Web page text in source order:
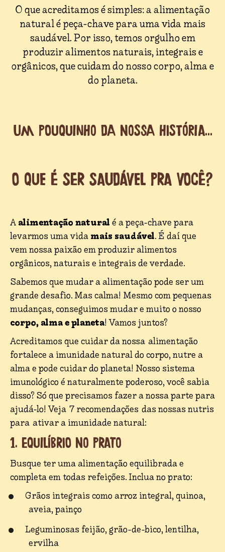
O que acreditamos é simples: a alimentação
natural é peça-chave para uma vida mais
saudável. Por isso, temos orgulho em
produzir alimentos naturais, integrais e
orgânicos, que cuidam do nosso corpo, alma e
do planeta.
UM POUQUINHO DA NOSSA HISTÓRIA...
O QUE É SER SAUDÁVEL PRA VOCÊ?
Aalimentação naturalé a peça-chave para
levarmos uma vidamais saudável. É daí que
vem nossa paixão em produzir alimentos
orgânicos, naturais e integrais de verdade.
Sabemos que mudar a alimentação pode ser um
grande desafio. Mas calma! Mesmo com pequenas
mudanças, conseguimos mudar e muito o nosso
corpo, alma e planeta! Vamos juntos?
Acreditamos que cuidar da nossa alimentação
fortalece a imunidade natural do corpo, nutre a
alma e pode cuidar do planeta! Nosso sistema
imunológico é naturalmente poderoso, você sabia
disso? Só que precisamos fazer a nossa parte para
ajudá-lo! Veja 7 recomendações das nossas nutris
para ativar a imunidade natural:
1. EQUILÍBRIO NO PRATO
Busque ter uma alimentação equilibrada e
completa em todas refeições. Inclua no prato:
Grãos integrais como arroz integral, quinoa,
aveia, painço
Leguminosas feijão, grão-de-bico, lentilha,
ervilha